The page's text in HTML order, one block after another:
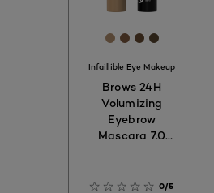
[Color]:
[Color]:
[Color]:
[Color]:
Infaillible Eye Makeup
Brows 24H
Volumizing
Eyebrow
Mascara 7.0
0/5